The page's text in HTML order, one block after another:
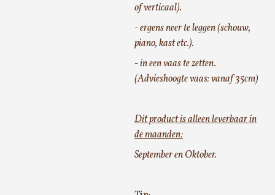
of verticaal).
- ergens neer te leggen (schouw,
piano, kast etc.).
- in een vaas te zetten.
(Advieshoogte vaas: vanaf 35cm)
Dit product is alleen leverbaar in
de maanden:
September en Oktober.